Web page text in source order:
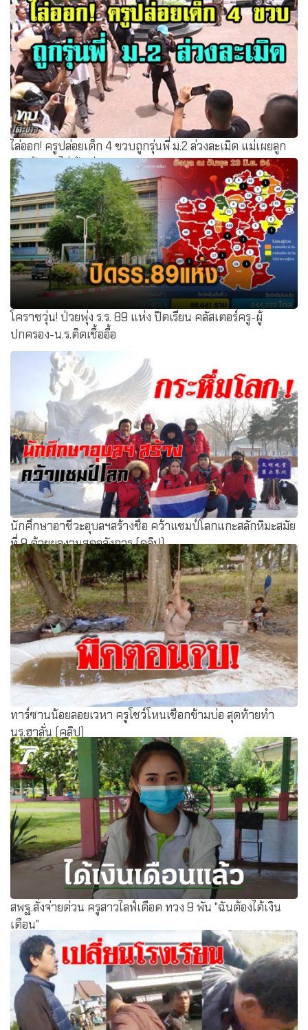
ไล่ออก! ครูปล่อยเด็ก 4 ขวบถูกรุ่นพี่ ม.2 ล่วงละเมิด แม่เผยลูก
ผวาผู้ชาย ไม่เว้นพ่อ
โคราชวุ่น! ป่วยพุ่ง ร.ร. 89 แห่ง ปิดเรียน คลัสเตอร์ครู-ผู้
ปกครอง-น.ร.ติดเชื้ออื้อ
นักศึกษาอาชีวะอุบลฯสร้างชื่อ คว้าแชมป์โลกแกะสลักหิมะสมัย
ที่ 9 ด้วยผลงานสุดอลังการ (คลิป)
ทาร์ซานน้อยลอยเวหา ครูโชว์โหนเชือกข้ามบ่อ สุดท้ายทำ
นร.ฮาลั่น (คลิป)
สพฐ.สั่งจ่ายด่วน ครูสาวไลฟ์เดือด ทวง 9 พัน "ฉันต้องได้เงิน
เดือน"